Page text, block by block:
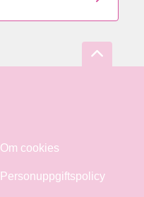
Om cookies
Personuppgiftspolicy